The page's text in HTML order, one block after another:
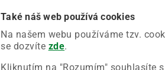
Také náš web používá cookies
Na našem webu používáme tzv.
se dozvíte zde.
Kliknutím na "Rozumím" souhlasíte